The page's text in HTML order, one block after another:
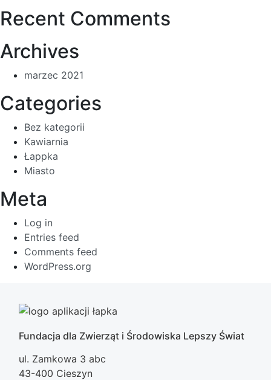
Recent Comments
Archives
marzec 2021
Categories
Bez kategorii
Kawiarnia
Łappka
Miasto
Meta
Log in
Entries feed
Comments feed
WordPress.org
Fundacja dla Zwierząt i Środowiska Lepszy Świat
ul. Zamkowa 3 abc
43-400 Cieszyn